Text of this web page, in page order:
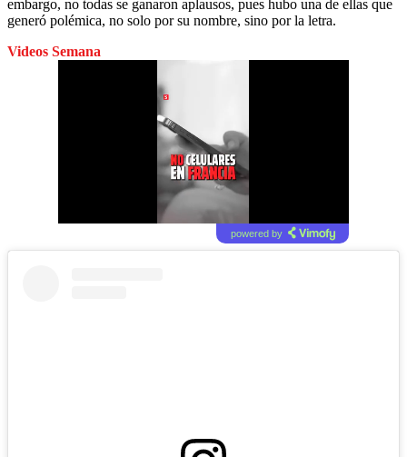
embargo, no todas se ganaron aplausos, pues hubo una de ellas que
generó polémica, no solo por su nombre, sino por la letra.
Videos Semana
powered by